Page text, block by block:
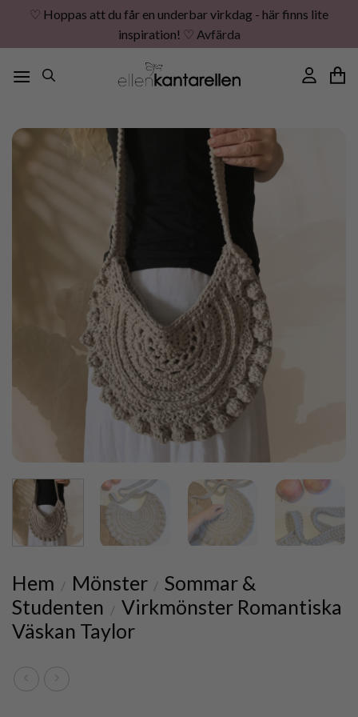
♡ Hoppas att du får en underbar virkdag - här finns lite
inspiration! ♡ Avfärda
Hem / Mönster / Sommar &
Studenten / Virkmönster Romantiska
Väskan Taylor